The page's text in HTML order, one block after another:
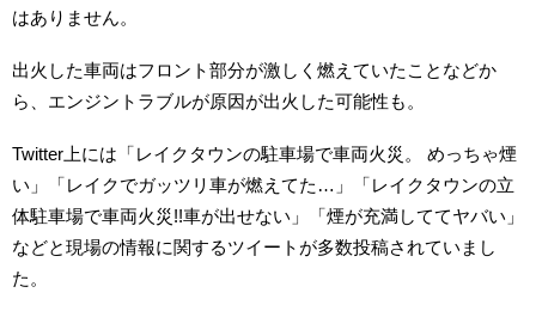
はありません。
出火した車両はフロント部分が激しく燃えていたことなどか
ら、エンジントラブルが原因が出火した可能性も。
Twitter上には「レイクタウンの駐車場で車両火災。 めっちゃ煙
い」「レイクでガッツリ車が燃えてた…」「レイクタウンの立
体駐車場で車両火災!!車が出せない」「煙が充満しててヤバい」
などと現場の情報に関するツイートが多数投稿されていまし
た。